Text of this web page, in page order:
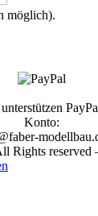
möglich).
Konto:
Rights